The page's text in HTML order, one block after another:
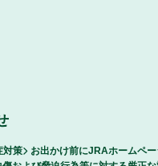
対策
お出かけ前にJRAホームペ